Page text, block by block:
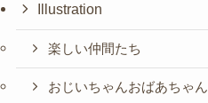
Illustration
楽しい仲間たち
おじいちゃんおばあちゃん